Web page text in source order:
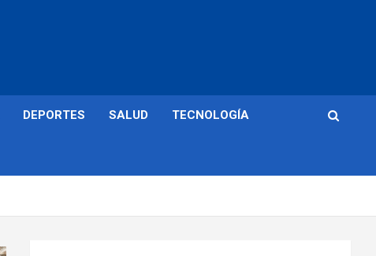
DEPORTES SALUD TECNOLOGÍA